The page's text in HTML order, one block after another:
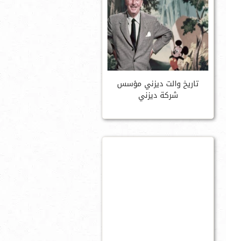
تاريخ والت ديزني مؤسس
شركة ديزني